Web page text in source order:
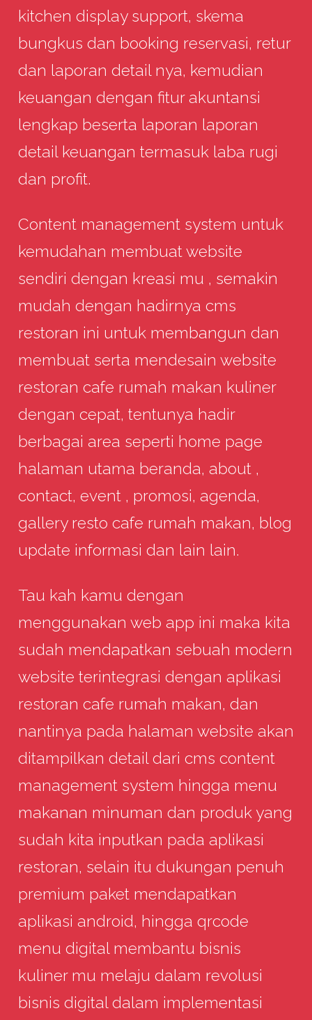
kitchen display support, skema
bungkus dan booking reservasi, retur
dan laporan detail nya, kemudian
keuangan dengan fitur akuntansi
lengkap beserta laporan laporan
detail keuangan termasuk laba rugi
dan profit.
Content management system untuk
kemudahan membuat website
sendiri dengan kreasi mu , semakin
mudah dengan hadirnya cms
restoran ini untuk membangun dan
membuat serta mendesain website
restoran cafe rumah makan kuliner
dengan cepat, tentunya hadir
berbagai area seperti home page
halaman utama beranda, about ,
contact, event , promosi, agenda,
gallery resto cafe rumah makan, blog
update informasi dan lain lain.
Tau kah kamu dengan
menggunakan web app ini maka kita
sudah mendapatkan sebuah modern
website terintegrasi dengan aplikasi
restoran cafe rumah makan, dan
nantinya pada halaman website akan
ditampilkan detail dari cms content
management system hingga menu
makanan minuman dan produk yang
sudah kita inputkan pada aplikasi
restoran, selain itu dukungan penuh
premium paket mendapatkan
aplikasi android, hingga qrcode
menu digital membantu bisnis
kuliner mu melaju dalam revolusi
bisnis digital dalam implementasi